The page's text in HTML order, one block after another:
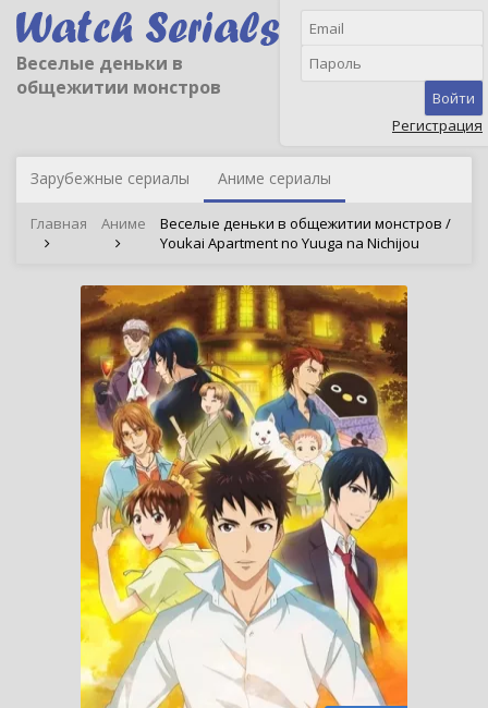
Веселые деньки в
общежитии монстров
Войти
Регистрация
Зарубежные сериалы Аниме сериалы
Главная Аниме
Веселые деньки в общежитии монстров /
Youkai Apartment no Yuuga na Nichijou